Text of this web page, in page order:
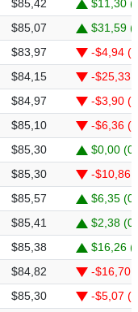
$85,42
$11,30
$85,07
$31,59
$83,97
-$4,94 (-
$84,15
-$25,33
$84,97
-$3,90 (-
$85,10
-$6,36 (-
$85,30
$0,00
$85,30
-$10,86
$85,57
$6,35
$85,41
$2,38
$85,38
$16,26
$84,82
-$16,70
$85,30
-$5,07 (-